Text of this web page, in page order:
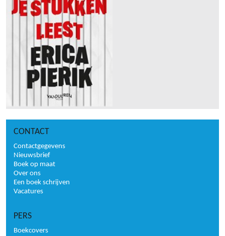
CONTACT
Contactgegevens
Nieuwsbrief
Boek op maat
Over ons
Een boek schrijven
Vacatures
PERS
Boekcovers